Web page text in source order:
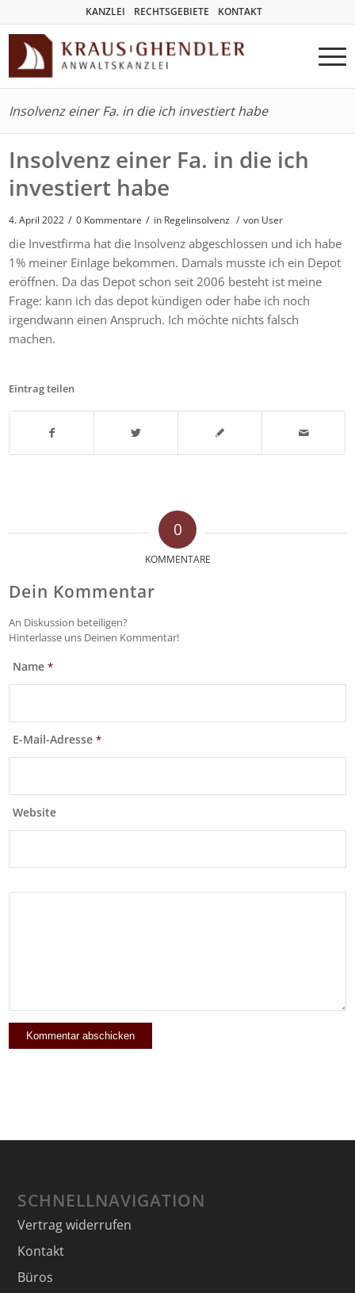
KANZLEI RECHTSGEBIETE KONTAKT
Insolvenz einer Fa. in die ich investiert habe
Insolvenz einer Fa. in die ich
investiert habe
4. April 2022 / 0 Kommentare / in Regelinsolvenz / von User
die Investfirma hat die Insolvenz abgeschlossen und ich habe
1% meiner Einlage bekommen. Damals musste ich ein Depot
eröffnen. Da das Depot schon seit 2006 besteht ist meine
Frage: kann ich das depot kündigen oder habe ich noch
irgendwann einen Anspruch. Ich möchte nichts falsch
machen.
Eintrag teilen
0
KOMMENTARE
Dein Kommentar
An Diskussion beteiligen?
Hinterlasse uns Deinen Kommentar!
Name*
E-Mail-Adresse*
Website
SCHNELLNAVIGATION
Vertrag widerrufen
Kontakt
Büros